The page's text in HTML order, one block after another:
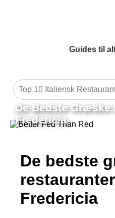
Guides til
De Bedste Græske
Fredericia
De bedste
Fredericia